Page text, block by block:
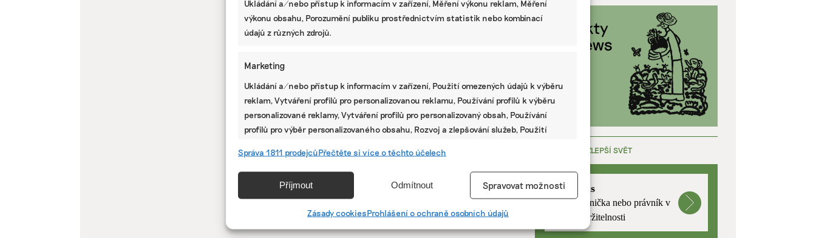
Ukládání a/nebo přístup k informacím v zařízení, Měření výkonu reklam, Měření
výkonu obsahu, Porozumění publiku prostřednictvím statistik nebo kombinací
údajů z různých zdrojů.
Marketing
Ukládání a/nebo přístup k informacím v zařízení, Použití omezených údajů k výběru
reklam, Vytváření profilů pro personalizovanou reklamu, Používání profilů k výběru
personalizované reklamy, Vytváření profilů pro personalizovaný obsah, Používání
profilů pro výběr personalizovaného obsahu, Rozvoj a zlepšování služeb, Použití
Přiřazování a kombinování údajů z jiných zdrojů údajů, Propojení různých
zařízení, Identifikace zařízení na základě automaticky přenášených
Správa 1811 prodejcůPřečtěte si více o těchto účelech
Příjmout Odmítnout Spravovat možnosti
Zásady cookiesProhlášení o ochraně osobních údajů
PRÁCE, KTERÁ ZLEPŠÍ SVĚT
mutualus
Stáž: právnička nebo právník v
oblasti udržitelnosti